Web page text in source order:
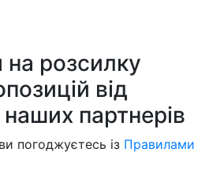
на розсилку
від
партнерів
погоджуєтесь із Правилами